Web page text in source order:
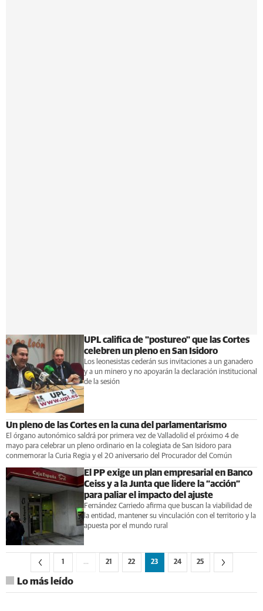
UPL califica de "postureo" que las Cortes
celebren un pleno en San Isidoro
Los leonesistas cederán sus invitaciones a un ganadero
y a un minero y no apoyarán la declaración institucional
de la sesión
Un pleno de las Cortes en la cuna del parlamentarismo
El órgano autonómico saldrá por primera vez de Valladolid el próximo 4 de
mayo para celebrar un pleno ordinario en la colegiata de San Isidoro para
conmemorar la Curia Regia y el 20 aniversario del Procurador del Común
El PP exige un plan empresarial en Banco
Ceiss y a la Junta que lidere la “acción”
para paliar el impacto del ajuste
Fernández Carriedo afirma que buscan la viabilidad de
la entidad, mantener su vinculación con el territorio y la
apuesta por el mundo rural
1 … 21 22 23 24 25
Lo más leído